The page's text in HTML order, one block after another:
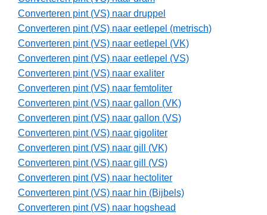
Converteren pint (VS) naar druppel
Converteren pint (VS) naar eetlepel (metrisch)
Converteren pint (VS) naar eetlepel (VK)
Converteren pint (VS) naar eetlepel (VS)
Converteren pint (VS) naar exaliter
Converteren pint (VS) naar femtoliter
Converteren pint (VS) naar gallon (VK)
Converteren pint (VS) naar gallon (VS)
Converteren pint (VS) naar gigoliter
Converteren pint (VS) naar gill (VK)
Converteren pint (VS) naar gill (VS)
Converteren pint (VS) naar hectoliter
Converteren pint (VS) naar hin (Bijbels)
Converteren pint (VS) naar hogshead